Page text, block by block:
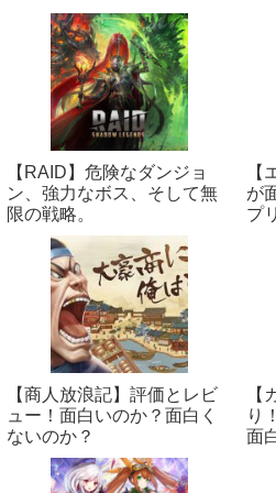
【RAID】危険なダンジョ
ン、強力なボス、そして無
限の戦略。
【
が
プ
【商人放浪‪記】評価とレビ
ュー！面白いのか？面白く
ないのか？
【
り
面